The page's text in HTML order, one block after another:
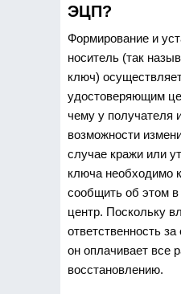
ЭЦП?
Формирование и
носитель (так
ключ)
удостоверяющим
чему у получателя
возможности
случае кражи или
ключа необходимо
сообщить об этом
центр. Поскольку
ответственность
он оплачивает все
восстановлению.